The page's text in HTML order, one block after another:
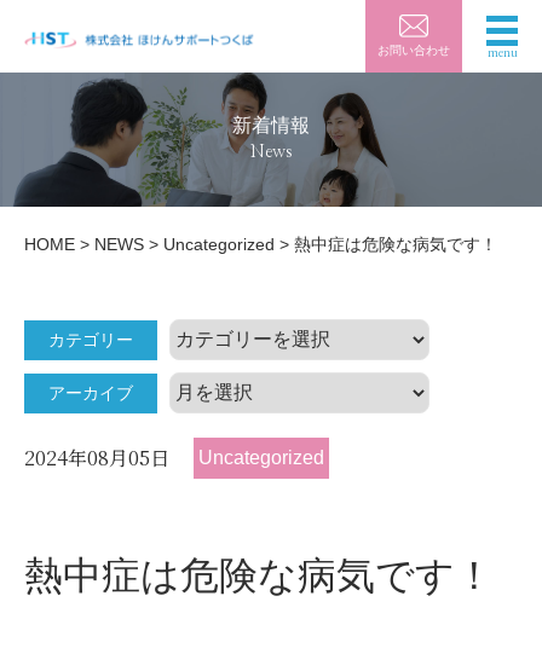
お問い合わせ
新着情報
News
HOME > NEWS > Uncategorized > 熱中症は危険な病気です！
カテゴリー
カ
テ
ー
アーカイブ
イ
2024年08月05日 Uncategorized
熱中症は危険な病気です！